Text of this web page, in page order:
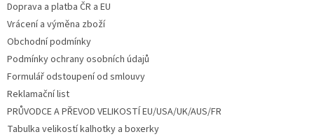
Doprava a platba ČR a EU
Vrácení a výměna zboží
Obchodní podmínky
Podmínky ochrany osobních údajů
Formulář odstoupení od smlouvy
Reklamační list
PRŮVODCE A PŘEVOD VELIKOSTÍ EU/USA/UK/AUS/FR
Tabulka velikostí kalhotky a boxerky